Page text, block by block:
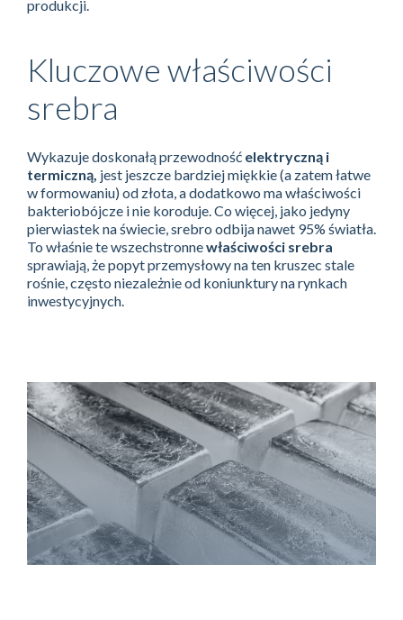
produkcji.
Kluczowe właściwości
srebra
Wykazuje doskonałą przewodność elektryczną i
termiczną, jest jeszcze bardziej miękkie (a zatem łatwe
w formowaniu) od złota, a dodatkowo ma właściwości
bakteriobójcze i nie koroduje. Co więcej, jako jedyny
pierwiastek na świecie, srebro odbija nawet 95% światła.
To właśnie te wszechstronnewłaściwości srebra
sprawiają, że popyt przemysłowy na ten kruszec stale
rośnie, często niezależnie od koniunktury na rynkach
inwestycyjnych.